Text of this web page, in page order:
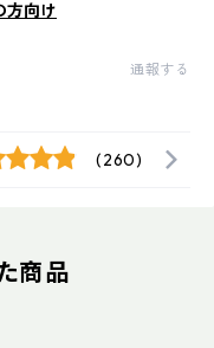
方向け
通報する
(260)
商品